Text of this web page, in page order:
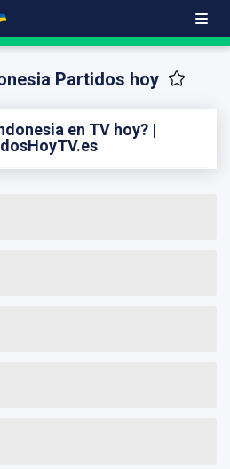
Partidos hoy
en TV hoy? |